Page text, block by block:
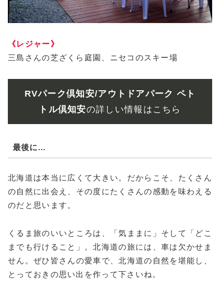
《レジャー》
三島さんの芝ざくら庭園、ニセコのスキー場
RVパーク倶知安/アウトドアパーク ペト
トル倶知安の詳しい情報はこちら
最後に…
北海道は本当に広くて大きい。だからこそ、たくさん
の自然に出会え、その度にたくさんの感動を味わえる
のだと思います。
くるま旅のいいところは、「気ままに」そして「どこ
までも行けること」。北海道の旅には、車は欠かせま
せん。ぜひ皆さんの愛車で、北海道の自然を堪能し、
とっておきの思い出を作って下さいね。